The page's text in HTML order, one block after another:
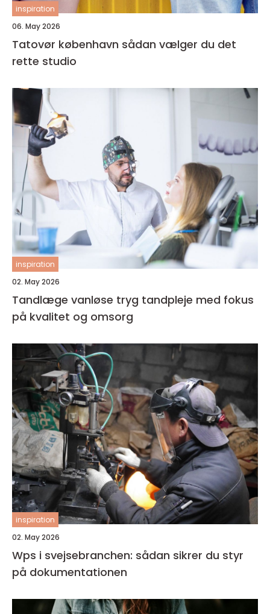
inspiration
06. May 2026
Tatovør københavn sådan vælger du det
rette studio
inspiration
02. May 2026
Tandlæge vanløse tryg tandpleje med fokus
på kvalitet og omsorg
inspiration
02. May 2026
Wps i svejsebranchen: sådan sikrer du styr
på dokumentationen